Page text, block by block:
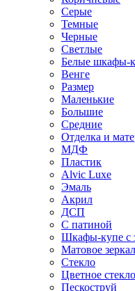
Серые
Темные
Черные
Светлые
Белые шкафы-
Венге
Размер
Маленькие
Большие
Средние
Отделка и
МДФ
Пластик
Alvic Luxe
Эмаль
Акрил
ДСП
С патиной
Шкафы-купе с
Матовое
Стекло
Цветное стекло
Пескоструй